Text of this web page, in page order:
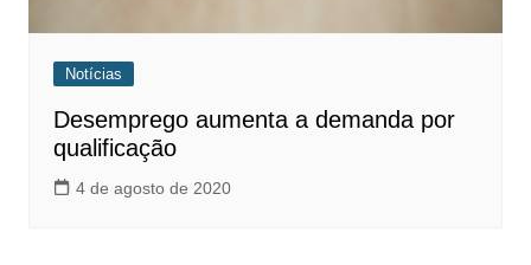
Notícias
Desemprego aumenta a demanda por
qualificação
4 de agosto de 2020